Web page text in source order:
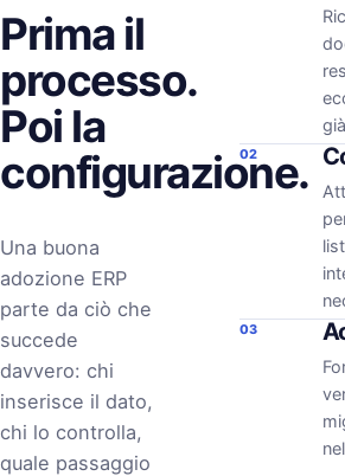
Prima il
processo.
Poi la
configurazione.
Una buona
adozione ERP
parte da ciò che
succede
davvero: chi
inserisce il dato,
chi lo controlla,
quale passaggio
02
03